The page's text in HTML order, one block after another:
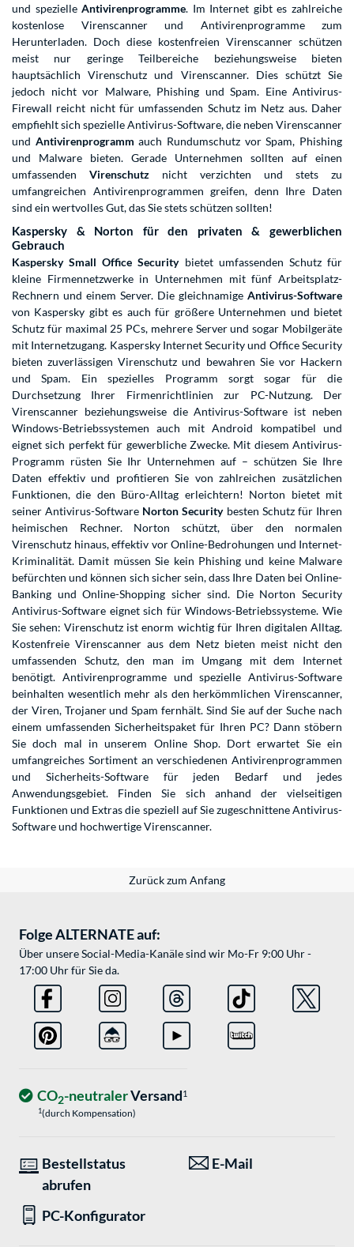
und spezielleAntivirenprogramme. Im Internet gibt es zahlreiche
kostenlose Virenscanner und Antivirenprogramme zum
Herunterladen. Doch diese kostenfreien Virenscanner schützen
meist nur geringe Teilbereiche beziehungsweise bieten
hauptsächlich Virenschutz und Virenscanner. Dies schützt Sie
jedoch nicht vor Malware, Phishing und Spam. Eine Antivirus-
Firewall reicht nicht für umfassenden Schutz im Netz aus. Daher
empfiehlt sich spezielle Antivirus-Software, die neben Virenscanner
und Antivirenprogramm auch Rundumschutz vor Spam, Phishing
und Malware bieten. Gerade Unternehmen sollten auf einen
umfassenden Virenschutz nicht verzichten und stets zu
umfangreichen Antivirenprogrammen greifen, denn Ihre Daten
sind ein wertvolles Gut, das Sie stets schützen sollten!
Kaspersky & Norton für den privaten & gewerblichen
Gebrauch
Kaspersky Small Office Securitybietet umfassenden Schutz für
kleine Firmennetzwerke in Unternehmen mit fünf Arbeitsplatz-
Rechnern und einem Server. Die gleichnamige Antivirus-Software
von Kaspersky gibt es auch für größere Unternehmen und bietet
Schutz für maximal 25 PCs, mehrere Server und sogar Mobilgeräte
mit Internetzugang. Kaspersky Internet Security und Office Security
bieten zuverlässigen Virenschutz und bewahren Sie vor Hackern
und Spam. Ein spezielles Programm sorgt sogar für die
Durchsetzung Ihrer Firmenrichtlinien zur PC-Nutzung. Der
Virenscanner beziehungsweise die Antivirus-Software ist neben
Windows-Betriebssystemen auch mit Android kompatibel und
eignet sich perfekt für gewerbliche Zwecke. Mit diesem Antivirus-
Programm rüsten Sie Ihr Unternehmen auf – schützen Sie Ihre
Daten effektiv und profitieren Sie von zahlreichen zusätzlichen
Funktionen, die den Büro-Alltag erleichtern! Norton bietet mit
seiner Antivirus-Software Norton Securitybesten Schutz für Ihren
heimischen Rechner. Norton schützt, über den normalen
Virenschutz hinaus, effektiv vor Online-Bedrohungen und Internet-
Kriminalität. Damit müssen Sie kein Phishing und keine Malware
befürchten und können sich sicher sein, dass Ihre Daten bei Online-
Banking und Online-Shopping sicher sind. Die Norton Security
Antivirus-Software eignet sich für Windows-Betriebssysteme. Wie
Sie sehen: Virenschutz ist enorm wichtig für Ihren digitalen Alltag.
Kostenfreie Virenscanner aus dem Netz bieten meist nicht den
umfassenden Schutz, den man im Umgang mit dem Internet
benötigt. Antivirenprogramme und spezielle Antivirus-Software
beinhalten wesentlich mehr als den herkömmlichen Virenscanner,
der Viren, Trojaner und Spam fernhält. Sind Sie auf der Suche nach
einem umfassenden Sicherheitspaket für Ihren PC? Dann stöbern
Sie doch mal in unserem Online Shop. Dort erwartet Sie ein
umfangreiches Sortiment an verschiedenen Antivirenprogrammen
und Sicherheits-Software für jeden Bedarf und jedes
Anwendungsgebiet. Finden Sie sich anhand der vielseitigen
Funktionen und Extras die speziell auf Sie zugeschnittene Antivirus-
Software und hochwertige Virenscanner.
Zurück zum Anfang
Folge ALTERNATE auf:
Über unsere Social-Media-Kanäle sind wir Mo-Fr 9:00 Uhr -
17:00 Uhr für Sie da.
CO2-neutralerVersand1
1(durch Kompensation)
Bestellstatus
abrufen
E-Mail
PC-Konfigurator